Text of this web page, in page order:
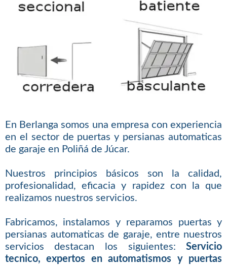
En Berlanga somos una empresa con experiencia
en el sector de puertas y persianas automaticas
de garaje en Poliñá de Júcar.
Nuestros principios básicos son la calidad,
profesionalidad, eficacia y rapidez con la que
realizamos nuestros servicios.
Fabricamos, instalamos y reparamos puertas y
persianas automaticas de garaje, entre nuestros
servicios destacan los siguientes:Servicio
tecnico, expertos en automatismos y puertas